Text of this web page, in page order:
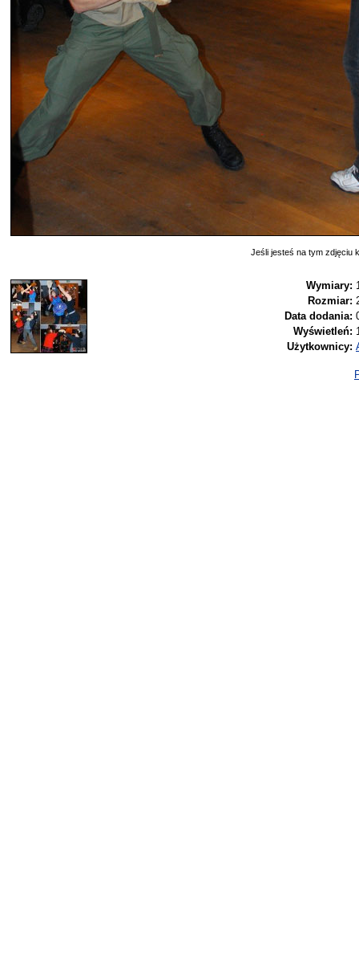
Jeśli jesteś na tym zdjęciu
Wymiary:
Rozmiar:
Data dodania:
Wyświetleń:
Użytkownicy: